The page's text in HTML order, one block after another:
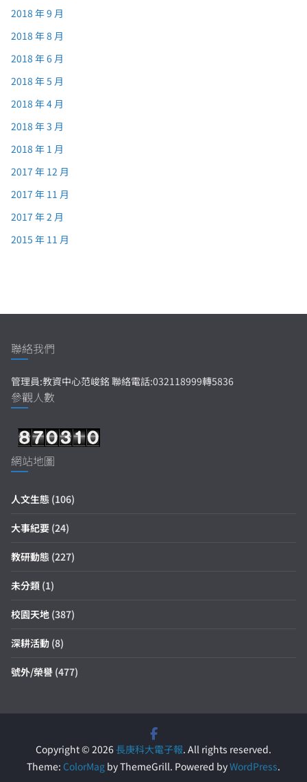
2018 年 9 月
2018 年 8 月
2018 年 6 月
2018 年 5 月
2018 年 4 月
2018 年 3 月
2018 年 1 月
2017 年 12 月
2017 年 11 月
2017 年 2 月
2015 年 11 月
聯絡我們
管理員:教資中心范峻銘 聯絡電話:032118999轉5836
參觀人數
網站地圖
人文生態 (106)
大事紀要 (24)
教研動態 (227)
未分類 (1)
校園天地 (387)
深耕活動 (8)
號外/榮譽 (477)
Copyright © 2026長庚科大電子報. All rights reserved.
Theme: ColorMag by ThemeGrill. Powered byWordPress.